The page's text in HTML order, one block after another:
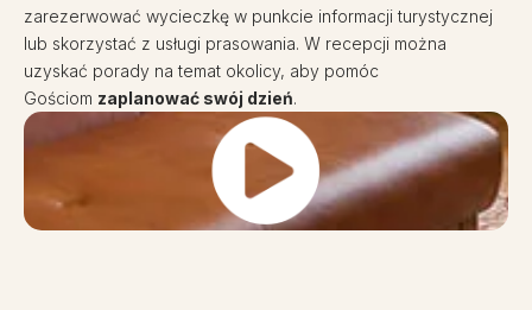
zarezerwować wycieczkę w punkcie informacji turystycznej
lub skorzystać z usługi prasowania. W recepcji można
uzyskać porady na temat okolicy, aby pomóc
Gościom zaplanować swój dzień.
